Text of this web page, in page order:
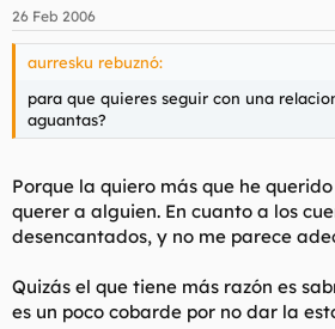
26 Feb 2006
aurresku rebuznó:
para que quieres seguir con una
aguantas?
Porque la quiero más que he
querer a alguien. En cuanto a los
desencantados, y no me parece
Quizás el que tiene más razón es
es un poco cobarde por no dar la